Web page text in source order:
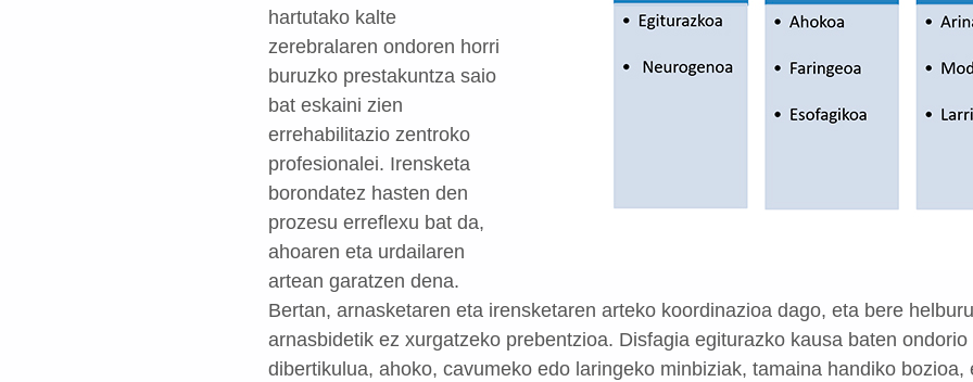
hartutako kalte
zerebralaren ondoren horri
buruzko prestakuntza saio
bat eskaini zien
errehabilitazio zentroko
profesionalei. Irensketa
borondatez hasten den
prozesu erreflexu bat da,
ahoaren eta urdailaren
artean garatzen dena.
Bertan, arnasketaren eta irensketaren arteko koordinazioa dago, eta bere
arnasbidetik ez xurgatzeko prebentzioa. Disfagia egiturazko kausa baten
dibertikulua, ahoko, cavumeko edo laringeko minbiziak, tamaina handiko bozioa,